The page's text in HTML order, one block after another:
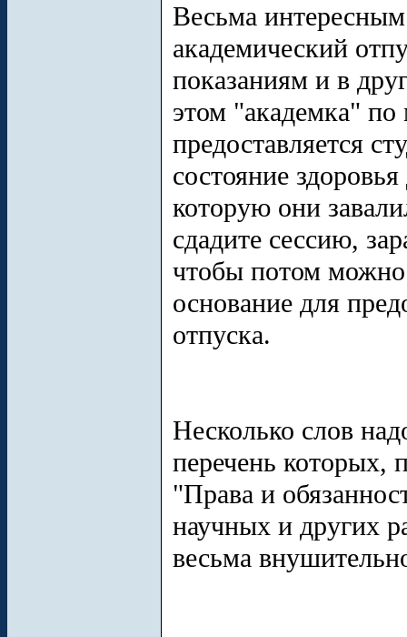
Весьма
академический
показаниям и в
этом "академка"
предоставляется
состояние
которую они
сдадите сессию,
чтобы потом можно
основание для
отпуска.
Несколько слов
перечень которых,
"Права и
научных и других
весьма